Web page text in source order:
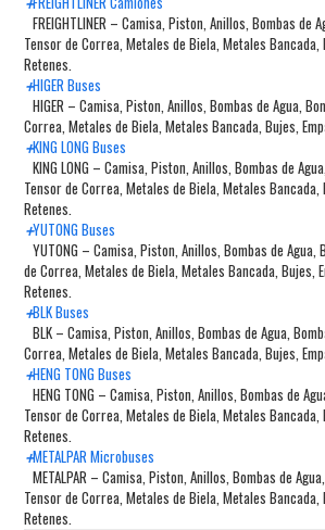
FREIGHTLINER – Camisa, Piston, Anillos, Bombas de
Tensor de Correa, Metales de Biela, Metales Bancada,
Retenes.
+HIGER Buses
HIGER – Camisa, Piston, Anillos, Bombas de Agua,
Correa, Metales de Biela, Metales Bancada, Bujes,
+KING LONG Buses
KING LONG – Camisa, Piston, Anillos, Bombas de
Tensor de Correa, Metales de Biela, Metales Bancada,
Retenes.
+YUTONG Buses
YUTONG – Camisa, Piston, Anillos, Bombas de Agua,
de Correa, Metales de Biela, Metales Bancada, Bujes,
Retenes.
+BLK Buses
BLK – Camisa, Piston, Anillos, Bombas de Agua,
Correa, Metales de Biela, Metales Bancada, Bujes,
+HENG TONG Buses
HENG TONG – Camisa, Piston, Anillos, Bombas de
Tensor de Correa, Metales de Biela, Metales Bancada,
Retenes.
+METALPAR Microbuses
METALPAR – Camisa, Piston, Anillos, Bombas de
Tensor de Correa, Metales de Biela, Metales Bancada,
Retenes.